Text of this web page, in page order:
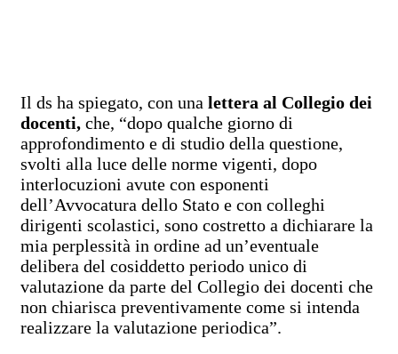
Il ds ha spiegato, con una lettera al Collegio dei
docenti, che, “dopo qualche giorno di
approfondimento e di studio della questione,
svolti alla luce delle norme vigenti, dopo
interlocuzioni avute con esponenti
dell’Avvocatura dello Stato e con colleghi
dirigenti scolastici, sono costretto a dichiarare la
mia perplessità in ordine ad un’eventuale
delibera del cosiddetto periodo unico di
valutazione da parte del Collegio dei docenti che
non chiarisca preventivamente come si intenda
realizzare la valutazione periodica”.